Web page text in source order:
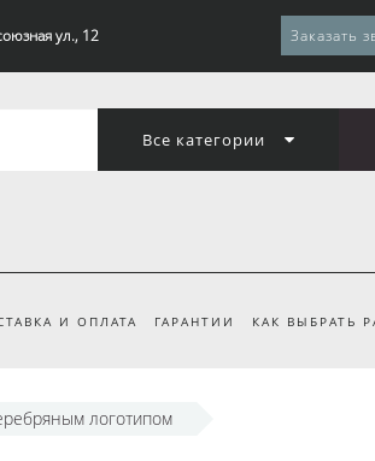
ул., 12 Заказать
Все категории
И ОПЛАТА ГАРАНТИИ КАК ВЫБРАТЬ
логотипом